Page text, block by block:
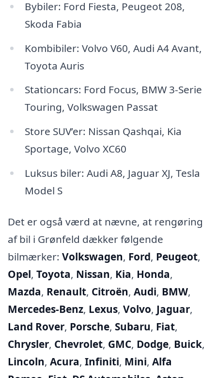
Bybiler: Ford Fiesta, Peugeot 208,
Skoda Fabia
Kombibiler: Volvo V60, Audi A4 Avant,
Toyota Auris
Stationcars: Ford Focus, BMW 3-Serie
Touring, Volkswagen Passat
Store SUV’er: Nissan Qashqai, Kia
Sportage, Volvo XC60
Luksus biler: Audi A8, Jaguar XJ, Tesla
Model S
Det er også værd at nævne, at rengøring
af bil i Grønfeld dækker følgende
bilmærker: Volkswagen, Ford, Peugeot,
Opel, Toyota, Nissan, Kia, Honda,
Mazda, Renault, Citroën, Audi, BMW,
Mercedes-Benz, Lexus, Volvo, Jaguar,
Land Rover, Porsche, Subaru, Fiat,
Chrysler, Chevrolet, GMC, Dodge, Buick,
Lincoln, Acura, Infiniti, Mini, Alfa